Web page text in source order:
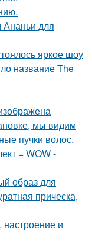
для
яркое шоу
название The
мы видим
пучки волос.
= WOW -
образ для
прическа,
и